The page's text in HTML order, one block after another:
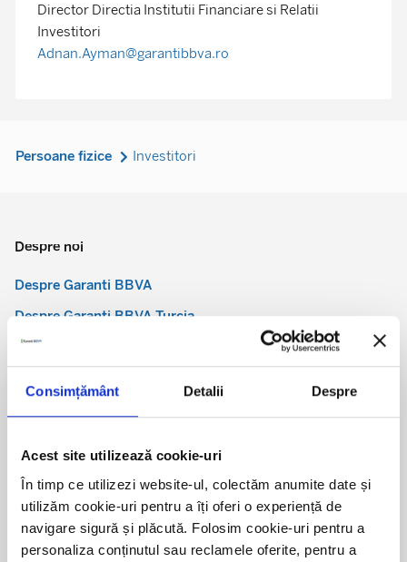
Consimțământ Detalii Despre
Acest site utilizează cookie-uri
În timp ce utilizezi website-ul, colectăm anumite date și
utilizăm cookie-uri pentru a îți oferi o experiență de
navigare sigură și plăcută. Folosim cookie-uri pentru a
personaliza conținutul sau reclamele oferite, pentru a
Director Directia Institutii Financiare si Relatii
Investitori
Adnan.Ayman@garantibbva.ro
Persoane fizice Investitori
Despre noi
Despre Garanti BBVA
Despre Garanti BBVA Turcia
Viziunea noastră
Sustenabilitate
Guvernanță corporativă